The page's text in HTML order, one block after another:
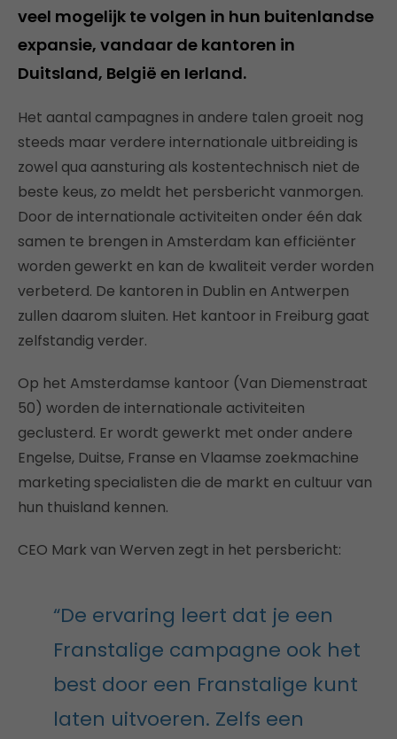
veel mogelijk te volgen in hun buitenlandse
expansie, vandaar de kantoren in
Duitsland, België en Ierland.
Het aantal campagnes in andere talen groeit nog
steeds maar verdere internationale uitbreiding is
zowel qua aansturing als kostentechnisch niet de
beste keus, zo meldt het persbericht vanmorgen.
Door de internationale activiteiten onder één dak
samen te brengen in Amsterdam kan efficiënter
worden gewerkt en kan de kwaliteit verder worden
verbeterd. De kantoren in Dublin en Antwerpen
zullen daarom sluiten. Het kantoor in Freiburg gaat
zelfstandig verder.
Op het Amsterdamse kantoor (Van Diemenstraat
50) worden de internationale activiteiten
geclusterd. Er wordt gewerkt met onder andere
Engelse, Duitse, Franse en Vlaamse zoekmachine
marketing specialisten die de markt en cultuur van
hun thuisland kennen.
CEO Mark van Werven zegt in het persbericht:
“De ervaring leert dat je een
Franstalige campagne ook het
best door een Franstalige kunt
laten uitvoeren. Zelfs een